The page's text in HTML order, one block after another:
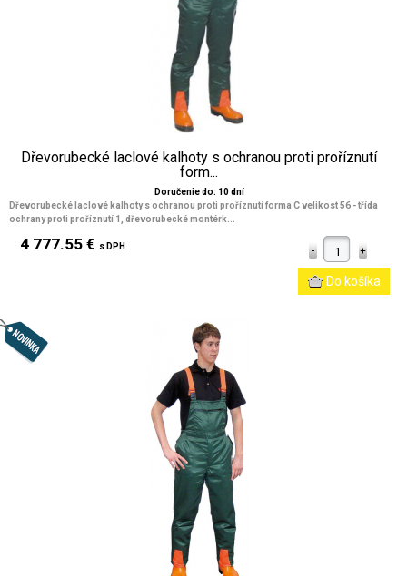
Dřevorubecké laclové kalhoty s ochranou proti proříznutí
form...
Doručenie do: 10 dní
Dřevorubecké laclové kalhoty s ochranou proti proříznutí forma C velikost 56 - třída
ochrany proti proříznutí 1, dřevorubecké montérk...
4 777.55 € s DPH